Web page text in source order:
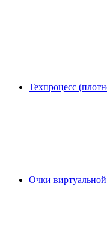
Техпроцесс
Очки